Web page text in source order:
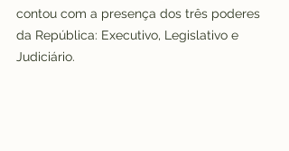
contou com a presença dos três poderes
da República: Executivo, Legislativo e
Judiciário.